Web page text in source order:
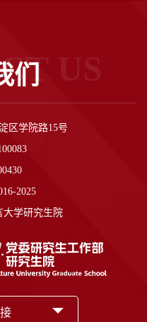
们US
区学院路15号
2025
大学研究生院